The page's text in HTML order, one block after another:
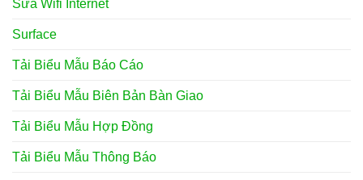
Sửa Wifi Internet
Surface
Tải Biểu Mẫu Báo Cáo
Tải Biểu Mẫu Biên Bản Bàn Giao
Tải Biểu Mẫu Hợp Đồng
Tải Biểu Mẫu Thông Báo